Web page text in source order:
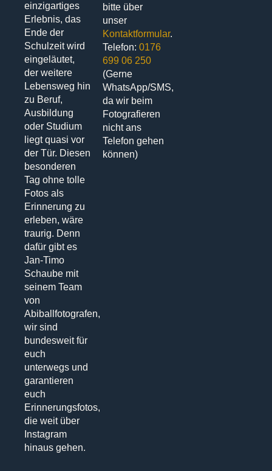
einzigartiges
Erlebnis, das
Ende der
Schulzeit wird
eingeläutet,
der weitere
Lebensweg hin
zu Beruf,
Ausbildung
oder Studium
liegt quasi vor
der Tür. Diesen
besonderen
Tag ohne tolle
Fotos als
Erinnerung zu
erleben, wäre
traurig. Denn
dafür gibt es
Jan-Timo
Schaube mit
seinem Team
von
Abiballfotografen,
wir sind
bundesweit für
euch
unterwegs und
garantieren
euch
Erinnerungsfotos,
die weit über
Instagram
hinaus gehen.
bitte über
unser
Kontaktformular.
Telefon:0176
699 06 250
(Gerne
WhatsApp/SMS,
da wir beim
Fotografieren
nicht ans
Telefon gehen
können)